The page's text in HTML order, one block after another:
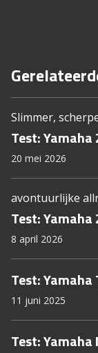
Slimmer,
Test: Yamaha
20 mei 2026
avontuurlijke
Test:
8 april 2026
Test: Yamaha
11 juni 2025
Test: Yamaha